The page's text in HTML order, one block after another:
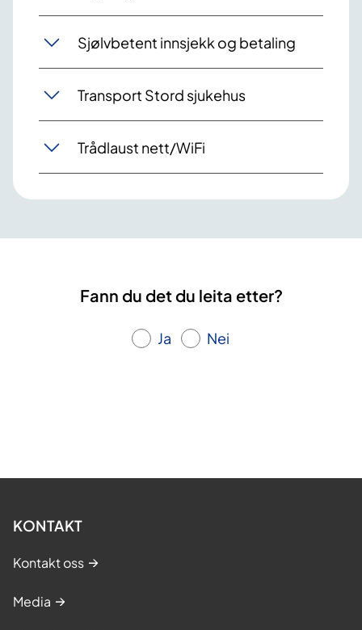
Sjølvbetent innsjekk og betaling
Transport Stord sjukehus
Trådlaust nett/WiFi
Fann du det du leita etter?
Ja Nei
KONTAKT
Kontakt oss
Media